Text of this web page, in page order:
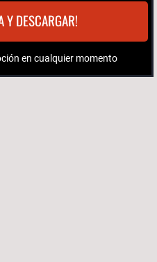
Y DESCARGAR!
en cualquier momento